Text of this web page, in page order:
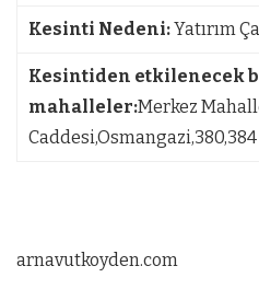
Kesinti Nedeni:Yatırım
Kesintiden etkilenecek
mahalleler:Merkez
arnavutkoyden.com